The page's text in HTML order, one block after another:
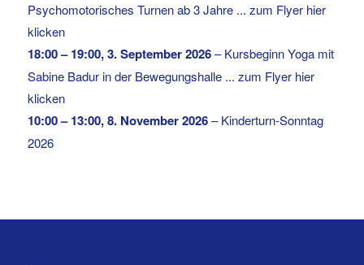
Psychomotorisches Turnen ab 3 Jahre ... zum Flyer hier
klicken
18:00– 19:00,3. September 2026–Kursbeginn Yoga mit
Sabine Badur in der Bewegungshalle ... zum Flyer hier
klicken
10:00– 13:00,8. November 2026–Kinderturn-Sonntag
2026